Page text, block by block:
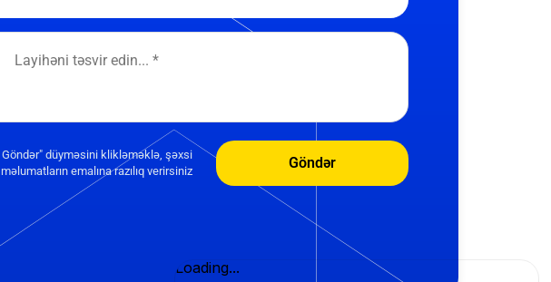
Göndər" düyməsini klikləməklə, şəxsi
məlumatların emalına razılıq verirsiniz
Göndər